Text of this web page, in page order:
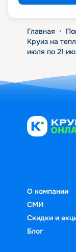
Главная •
Круиз на
июля по 21
О компании
СМИ
Скидки и
Блог